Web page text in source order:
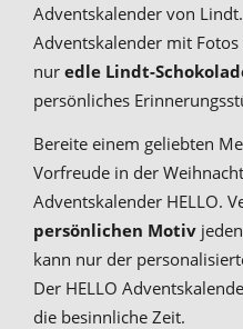
Adventskalender von
Adventskalender mit
nur edle Lindt-
persönliches
Bereite einem geliebten
Vorfreude in der
Adventskalender HELLO.
persönlichen Motiv
kann nur der
Der HELLO
die besinnliche Zeit.